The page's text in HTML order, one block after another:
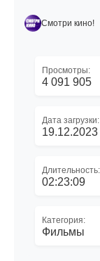
Смотри кино!
Просмотры:
4 091 905
Дата загрузки:
19.12.2023
Длительность:
02:23:09
Категория:
Фильмы